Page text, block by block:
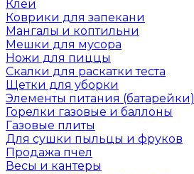
Клеи
Коврики для запекани
Мангалы и коптильни
Мешки для мусора
Ножи для пиццы
Скалки для раскатки теста
Щетки для уборки
Элементы питания (батарейки)
Горелки газовые и баллоны
Газовые плиты
Для сушки пыльцы и фруков
Продажа пчел
Весы и кантеры